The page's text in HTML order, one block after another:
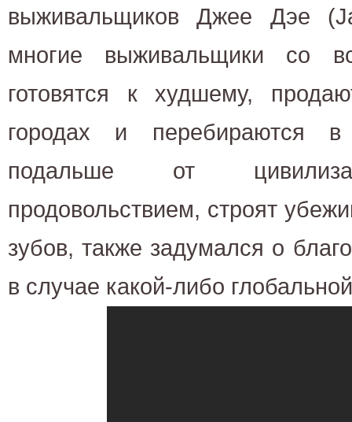
выживальщиков Джее Дэе
многие выживальщики со
готовятся к худшему,
городах и перебираются
подальше от
продовольствием, строят
зубов, также задумался о
в случае какой-либо